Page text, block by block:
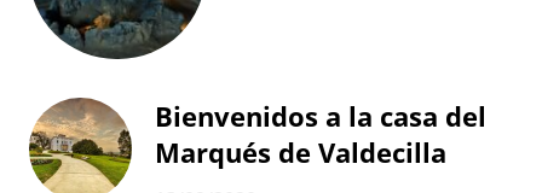
Bienvenidos a la casa del
Marqués de Valdecilla